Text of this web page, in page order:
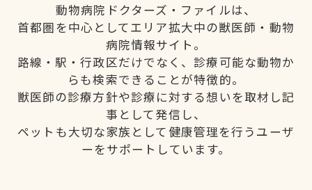
動物病院ドクターズ・ファイルは、
首都圏を中心としてエリア拡大中の獣医師・動物
病院情報サイト。
路線・駅・行政区だけでなく、診療可能な動物か
らも検索できることが特徴的。
獣医師の診療方針や診療に対する想いを取材し記
事として発信し、
ペットも大切な家族として健康管理を行うユーザ
ーをサポートしています。